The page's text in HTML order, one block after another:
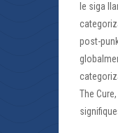
le siga
post-
The